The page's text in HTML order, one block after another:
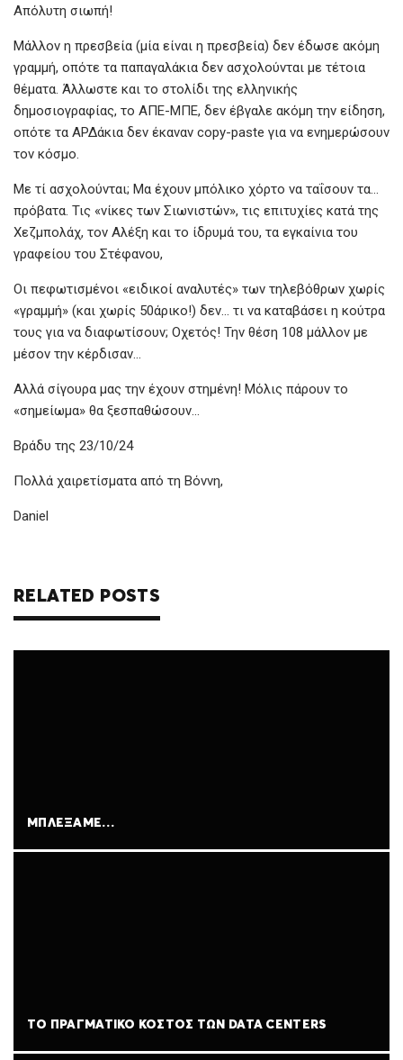
Απόλυτη σιωπή!
Μάλλον η πρεσβεία (μία είναι η πρεσβεία) δεν έδωσε ακόμη
γραμμή, οπότε τα παπαγαλάκια δεν ασχολούνται με τέτοια
θέματα. Άλλωστε και το στολίδι της ελληνικής
δημοσιογραφίας, το ΑΠΕ-ΜΠΕ, δεν έβγαλε ακόμη την είδηση,
οπότε τα ΑΡΔάκια δεν έκαναν copy-paste για να ενημερώσουν
τον κόσμο.
Με τί ασχολούνται; Μα έχουν μπόλικο χόρτο να ταΐσουν τα…
πρόβατα. Τις «νίκες των Σιωνιστών», τις επιτυχίες κατά της
Χεζμπολάχ, τον Αλέξη και το ίδρυμά του, τα εγκαίνια του
γραφείου του Στέφανου,
Οι πεφωτισμένοι «ειδικοί αναλυτές» των τηλεβόθρων χωρίς
«γραμμή» (και χωρίς 50άρικο!) δεν… τι να καταβάσει η κούτρα
τους για να διαφωτίσουν; Οχετός! Την θέση 108 μάλλον με
μέσον την κέρδισαν…
Αλλά σίγουρα μας την έχουν στημένη! Μόλις πάρουν το
«σημείωμα» θα ξεσπαθώσουν…
Βράδυ της 23/10/24
Πολλά χαιρετίσματα από τη Βόννη,
Daniel
RELATED POSTS
ΜΠΛΈΞΑΜΕ…
ΤΟ ΠΡΑΓΜΑΤΙΚΌ ΚΌΣΤΟΣ ΤΩΝ DATA CENTERS